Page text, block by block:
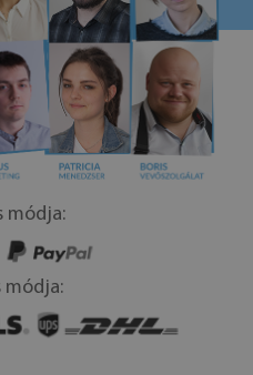
módja:
módja: